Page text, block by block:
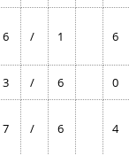
6 / 1 6
3 / 6 0
7 / 6 4